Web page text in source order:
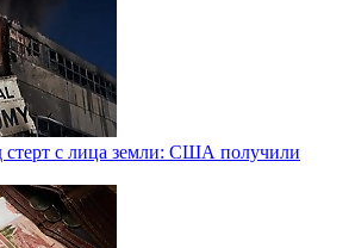
стерт с лица земли: США получили